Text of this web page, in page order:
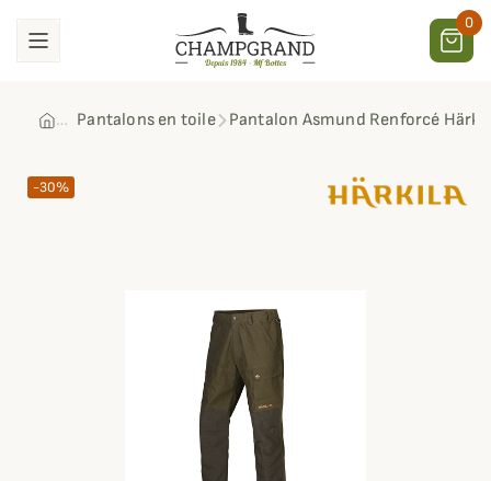
0
Pantalons en toile Pantalon Asmund Renforcé
-30%